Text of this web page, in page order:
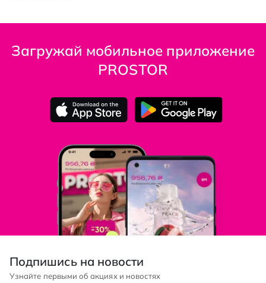
Загружай мобильное приложение
PROSTOR
Подпишись на новости
Узнайте первыми об акциях и новостях